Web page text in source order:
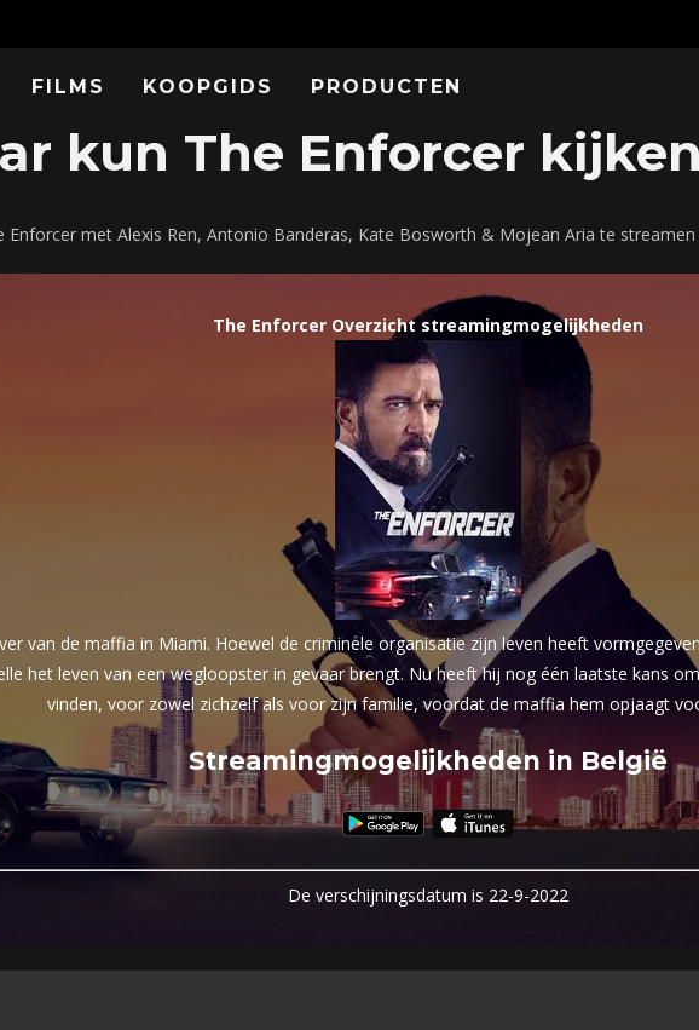
FILMS KOOPGIDS PRODUCTEN
kun The Enforcer
Enforcer met Alexis Ren, Antonio Banderas, Kate Bosworth & Mojean Aria te
The Enforcer Overzicht streamingmogelijkheden
van de maffia in Miami. Hoewel de criminele organisatie zijn leven heeft
het leven van een wegloopster in gevaar brengt. Nu heeft hij nog één laatste kans
vinden, voor zowel zichzelf als voor zijn familie, voordat de maffia hem opjaagt
Streamingmogelijkheden in België
De verschijningsdatum is 22-9-2022